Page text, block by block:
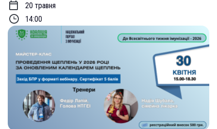
20 травня
14:00